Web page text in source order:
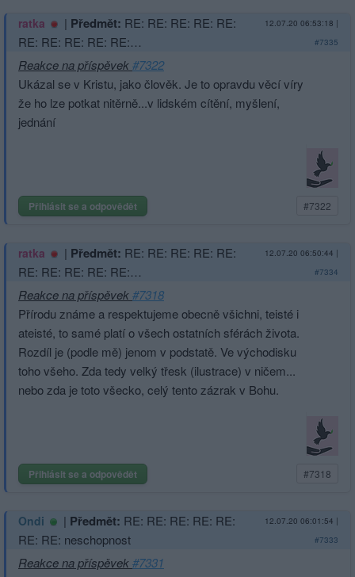
ratka | Předmět: RE: RE: RE: RE: RE:
RE: RE: RE: RE: RE:…
12.07.20 06:53:18 |
#7335
Reakce na příspěvek#7322
Ukázal se v Kristu, jako člověk. Je to opravdu věcí víry
že ho lze potkat nitěrně...v lidském cítění, myšlení,
jednání
Přihlásit se a odpovědět #7322
ratka | Předmět: RE: RE: RE: RE: RE:
RE: RE: RE: RE: RE:…
12.07.20 06:50:44 |
#7334
Reakce na příspěvek#7318
Přírodu známe a respektujeme obecně všichni, teisté i
ateisté, to samé platí o všech ostatních sférách života.
Rozdíl je (podle mě) jenom v podstatě. Ve východisku
toho všeho. Zda tedy velký třesk (ilustrace) v ničem...
nebo zda je toto všecko, celý tento zázrak v Bohu.
Přihlásit se a odpovědět #7318
Ondi | Předmět: RE: RE: RE: RE: RE:
RE: RE: neschopnost
12.07.20 06:01:54 |
#7333
Reakce na příspěvek#7331